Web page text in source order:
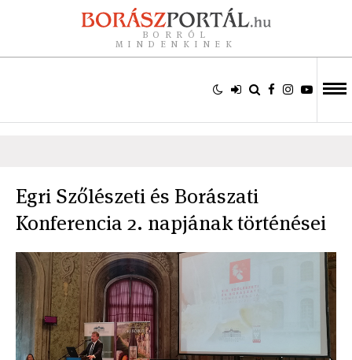
BORRÓL
MINDENKINEK
Egri Szőlészeti és Borászati
Konferencia 2. napjának történései